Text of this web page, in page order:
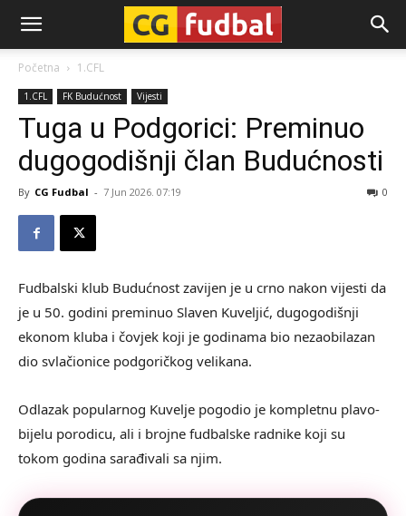
CG-
Fudbal
Početna 1.CFL
1.CFL FK Budućnost Vijesti
Tuga u Podgorici: Preminuo
dugogodišnji član Budućnosti
By CG Fudbal - 7 Jun 2026. 07:19 0
Fudbalski klub Budućnost zavijen je u crno nakon vijesti da
je u 50. godini preminuo Slaven Kuveljić, dugogodišnji
ekonom kluba i čovjek koji je godinama bio nezaobilazan
dio svlačionice podgoričkog velikana.
Odlazak popularnog Kuvelje pogodio je kompletnu plavo-
bijelu porodicu, ali i brojne fudbalske radnike koji su
tokom godina sarađivali sa njim.